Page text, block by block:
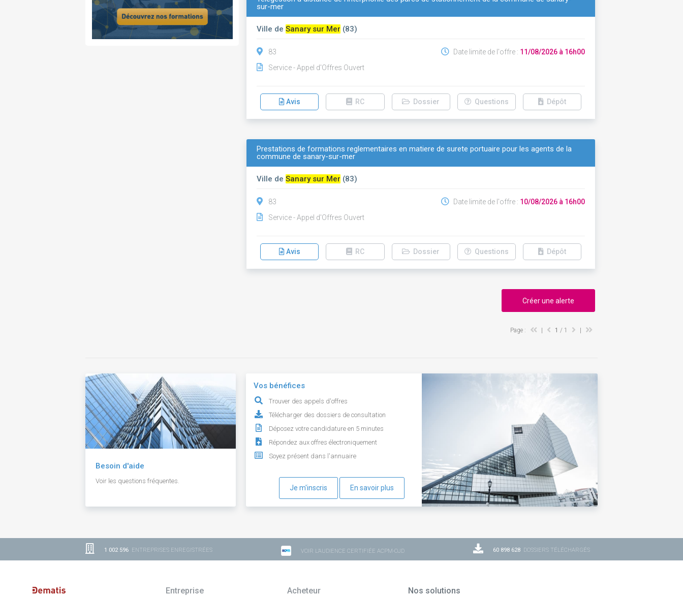
sur-mer
Ville deSanary sur Mer (83)
83
Service - Appel d'Offres Ouvert
Date limite de l'offre : 11/08/2026 à 16h00
Avis RC Dossier Questions Dépôt
Prestations de formations reglementaires en matiere de surete portuaire pour les agents de la
commune de sanary-sur-mer
Ville deSanary sur Mer (83)
83
Service - Appel d'Offres Ouvert
Date limite de l'offre : 10/08/2026 à 16h00
Avis RC Dossier Questions Dépôt
Créer une alerte
Page : 1 / 1
Besoin d'aide
Voir les questions fréquentes.
Vos bénéfices
Trouver des appels d'offres
Télécharger des dossiers de consultation
Déposez votre candidature en 5 minutes
Répondez aux offres électroniquement
Soyez présent dans l'annuaire
Je m'inscris En savoir plus
1 002 596 ENTREPRISES ENREGISTRÉES VOIR L'AUDIENCE CERTIFIÉE ACPM-OJD 60 898 628 DOSSIERS TÉLÉCHARGÉS
Entreprise Acheteur Nos solutions